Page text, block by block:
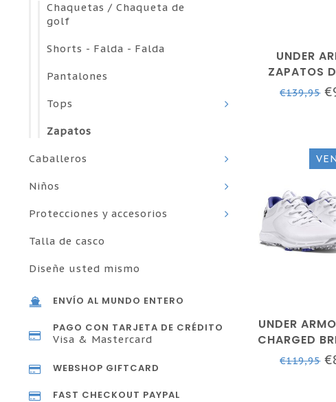
Chaquetas / Chaqueta de
golf
Shorts - Falda - Falda
Pantalones
Tops
Zapatos
Caballeros
Niños
Protecciones y accesorios
Talla de casco
Diseñe usted mismo
ENVÍO AL MUNDO ENTERO
PAGO CON TARJETA DE CRÉDITO
Visa & Mastercard
WEBSHOP GIFTCARD
FAST CHECKOUT PAYPAL
UNDER
ZAPATOS
MUJER UA
€139,95
UNDER
CHARGED
BLANCO /
PLATA
€119,95